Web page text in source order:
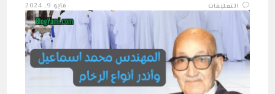
التعليقاتقصة
المهندس
محمد
اسماعيل
كمال
وبلاط
الحرمين
مغلقة
مايو 9, 2024